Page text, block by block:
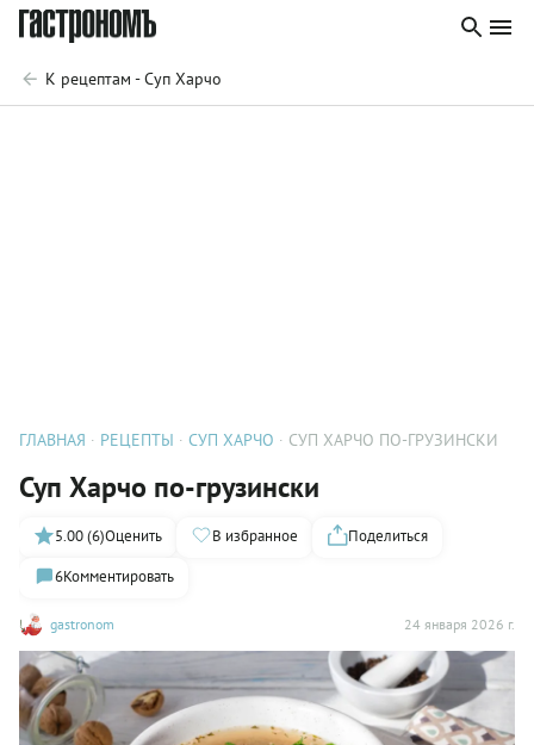
К рецептам - Суп Харчо
ГЛАВНАЯ РЕЦЕПТЫ СУП ХАРЧО СУП ХАРЧО ПО-ГРУЗИНСКИ
Суп Харчо по-грузински
gastronom 24 января 2026 г.
5.00 (6)Оценить В избранное
Поделиться
6Комментировать